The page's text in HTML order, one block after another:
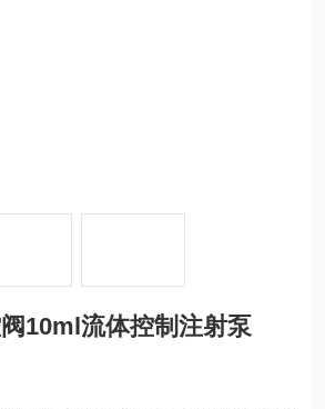
10ml流体控制注射泵